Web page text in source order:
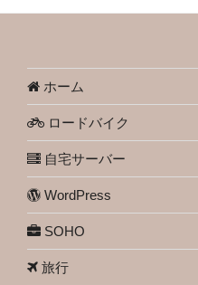
ホーム
ロードバイク
自宅サーバー
WordPress
SOHO
旅行